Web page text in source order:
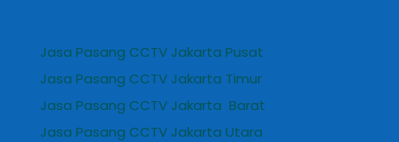
Jasa Pasang CCTV Jakarta Pusat
Jasa Pasang CCTV Jakarta Timur
Jasa Pasang CCTV Jakarta Barat
Jasa Pasang CCTV Jakarta Utara